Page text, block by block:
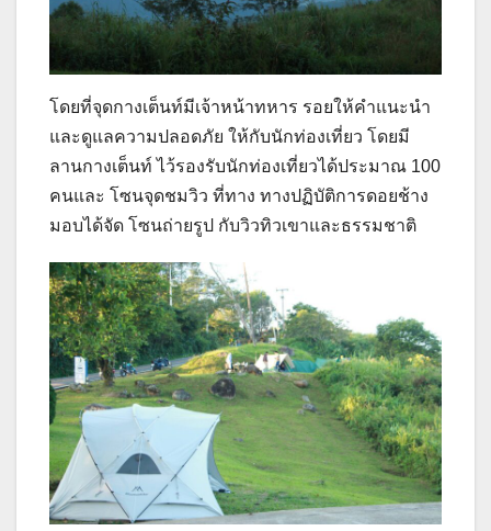
โดยที่จุดกางเต็นท์มีเจ้าหน้าทหาร รอยให้คำแนะนำ
และดูแลความปลอดภัย ให้กับนักท่องเที่ยว โดยมี
ลานกางเต็นท์ ไว้รองรับนักท่องเที่ยวได้ประมาณ 100
คนและ โซนจุดชมวิว ที่ทาง ทางปฏิบัติการดอยช้าง
มอบได้จัด โซนถ่ายรูป กับวิวทิวเขาและธรรมชาติ